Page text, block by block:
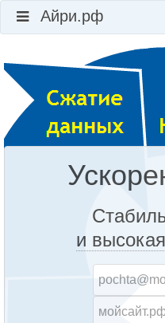
Айри.рф
и